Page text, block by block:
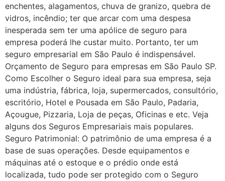
enchentes, alagamentos, chuva de granizo, quebra de
vidros, incêndio; ter que arcar com uma despesa
inesperada sem ter uma apólice de seguro para
empresa poderá lhe custar muito. Portanto, ter um
seguro empresarial em São Paulo é indispensável.
Orçamento de Seguro para empresas em São Paulo SP.
Como Escolher o Seguro ideal para sua empresa, seja
uma indústria, fábrica, loja, supermercados, consultório,
escritório, Hotel e Pousada em São Paulo, Padaria,
Açougue, Pizzaria, Loja de peças, Oficinas e etc. Veja
alguns dos Seguros Empresariais mais populares.
Seguro Patrimonial: O patrimônio de uma empresa é a
base de suas operações. Desde equipamentos e
máquinas até o estoque e o prédio onde está
localizada, tudo pode ser protegido com o Seguro